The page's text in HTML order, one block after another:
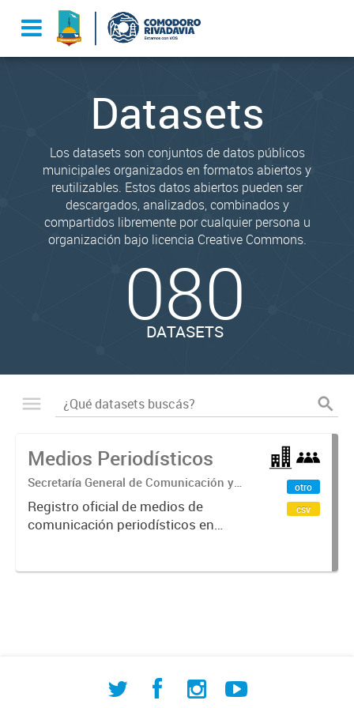
Datasets
Los datasets son conjuntos de datos públicos
municipales organizados en formatos abiertos y
reutilizables. Estos datos abiertos pueden ser
descargados, analizados, combinados y
compartidos libremente por cualquier persona u
organización bajo licencia Creative Commons.
080
DATASETS
Medios Periodísticos
Secretaría General de Comunicación y
de Relaciones Institucionales
Registro oficial de medios de
comunicación periodísticos en
digitales. Contiene información
otro
csv